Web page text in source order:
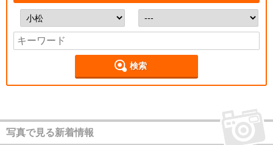
検索
写真で見る新着情報